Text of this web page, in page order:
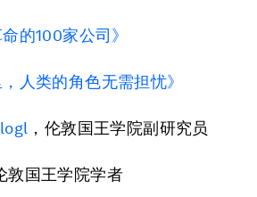
的100家公司》
人类的角色无需担忧》
，伦敦国王学院副研究员
敦国王学院学者